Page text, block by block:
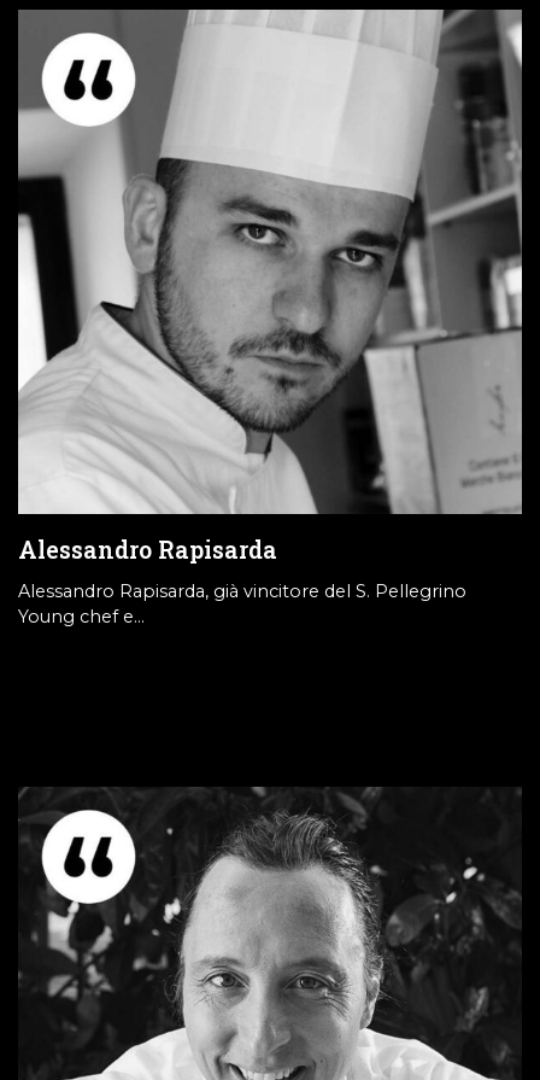
Alessandro Rapisarda
Alessandro Rapisarda, già vincitore del S. Pellegrino
Young chef e…